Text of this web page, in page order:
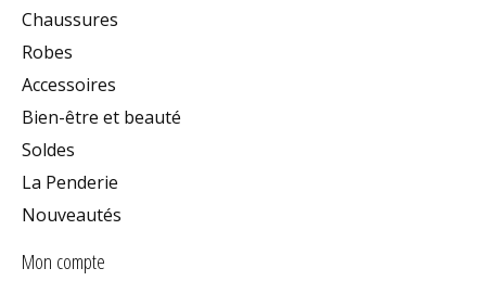
Chaussures
Robes
Accessoires
Bien-être et beauté
Soldes
La Penderie
Nouveautés
Mon compte